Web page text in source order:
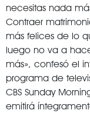
necesitas nada
Contraer
más felices de lo
luego no va a
más», confesó el
programa de
CBS Sunday
emitirá